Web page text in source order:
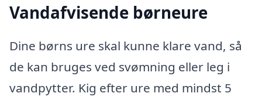
Vandafvisende børneure
Dine børns ure skal kunne klare vand, så
de kan bruges ved svømning eller leg i
vandpytter. Kig efter ure med mindst 5